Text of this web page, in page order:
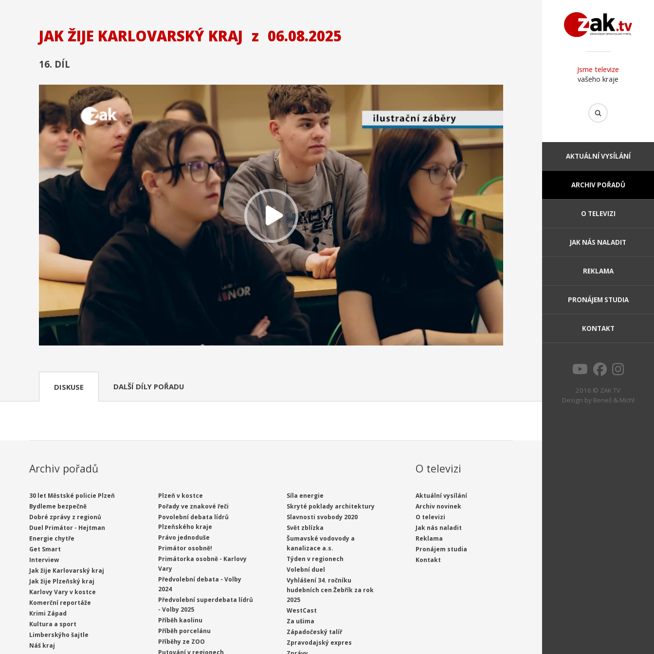
Jsme televize
vašeho kraje
AKTUÁLNÍ VYSÍLÁNÍ
ARCHIV POŘADŮ
O TELEVIZI
JAK NÁS NALADIT
REKLAMA
PRONÁJEM STUDIA
KONTAKT
2016 © ZAK TV
Design by Beneš & Michl
JAK ŽIJE KARLOVARSKÝ KRAJ z 06.08.2025
16. DÍL
DISKUSE DALŠÍ DÍLY POŘADU
Archiv pořadů
30 let Městské policie Plzeň
Bydleme bezpečně
Dobré zprávy z regionů
Duel Primátor - Hejtman
Energie chytře
Get Smart
Interview
Jak žije Karlovarský kraj
Jak žije Plzeňský kraj
Karlovy Vary v kostce
Komerční reportáže
Krimi Západ
Kultura a sport
Limberskýho šajtle
Náš kraj
Plzeň v kostce
Pořady ve znakové řeči
Povolební debata lídrů
Plzeňského kraje
Právo jednoduše
Primátor osobně!
Primátorka osobně - Karlovy
Vary
Předvolební debata - Volby
2024
Předvolební superdebata lídrů
- Volby 2025
Příběh kaolinu
Příběh porcelánu
Příběhy ze ZOO
Síla energie
Skryté poklady architektury
Slavnosti svobody 2020
Svět zblízka
Šumavské vodovody a
kanalizace a.s.
Týden v regionech
Volební duel
Vyhlášení 34. ročníku
hudebních cen Žebřík za rok
2025
WestCast
Za ušima
Západočeský talíř
Zpravodajský expres
O televizi
Aktuální vysílání
Archiv novinek
O televizi
Jak nás naladit
Reklama
Pronájem studia
Kontakt